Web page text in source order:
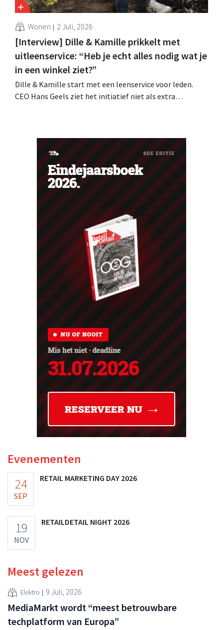
Wonen 2 Juli, 2026
[Interview] Dille & Kamille prikkelt met
uitleenservice: “Heb je echt alles nodig wat je
in een winkel ziet?”
Dille & Kamille start met een leenservice voor leden.
CEO Hans Geels ziet het initiatief niet als extra
Evenementen
24
SEP
RETAIL MARKETING DAY 2026
19
NOV
RETAILDETAIL NIGHT 2026
Meest gelezen
Elektro 9 Juli, 2026
MediaMarkt wordt “meest betrouwbare
techplatform van Europa”